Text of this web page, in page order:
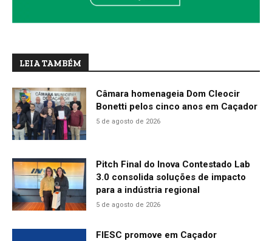
LEIA TAMBÉM
Câmara homenageia Dom Cleocir
Bonetti pelos cinco anos em Caçador
5 de agosto de 2026
Pitch Final do Inova Contestado Lab
3.0 consolida soluções de impacto
para a indústria regional
5 de agosto de 2026
FIESC promove em Caçador